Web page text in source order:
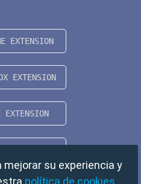
su experiencia y
política de cookies